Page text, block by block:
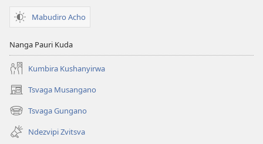
Mabudiro Acho
Nanga Pauri Kuda
Kumbira Kushanyirwa
Tsvaga Musangano
(opens
new
window)
Tsvaga Gungano
(opens
new
window)
Ndezvipi Zvitsva